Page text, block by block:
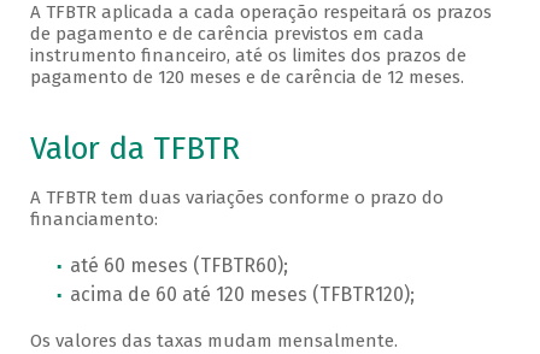
A TFBTR aplicada a cada operação respeitará os prazos
de pagamento e de carência previstos em cada
instrumento financeiro, até os limites dos prazos de
pagamento de 120 meses e de carência de 12 meses.
Valor da TFBTR
A TFBTR tem duas variações conforme o prazo do
financiamento:
até 60 meses (TFBTR60);
acima de 60 até 120 meses (TFBTR120);
Os valores das taxas mudam mensalmente.